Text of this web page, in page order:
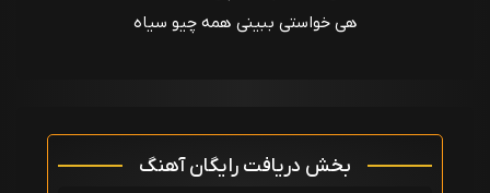
هی خواستی ببینی همه چیو سیاه
بخش دریافت رایگان آهنگ